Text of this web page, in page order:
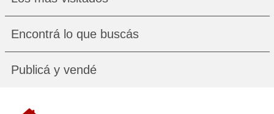
Encontrá lo que buscás
Publicá y vendé